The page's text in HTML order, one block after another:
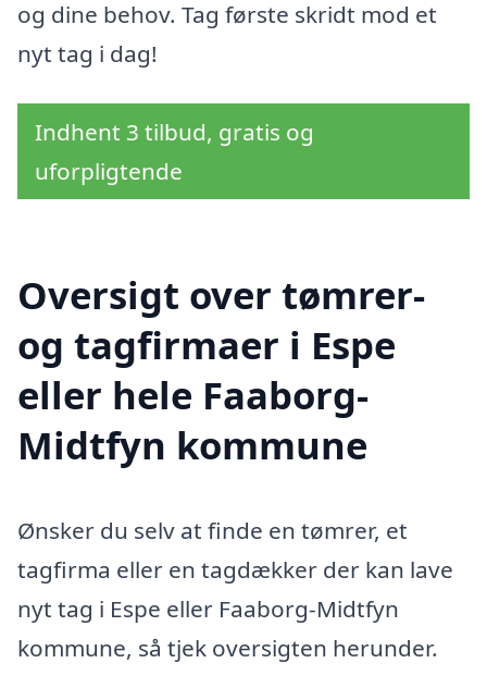
og dine behov. Tag første skridt mod et
nyt tag i dag!
Indhent 3 tilbud, gratis og
uforpligtende
Oversigt over tømrer-
og tagfirmaer i Espe
eller hele Faaborg-
Midtfyn kommune
Ønsker du selv at finde en tømrer, et
tagfirma eller en tagdækker der kan lave
nyt tag i Espe eller Faaborg-Midtfyn
kommune, så tjek oversigten herunder.